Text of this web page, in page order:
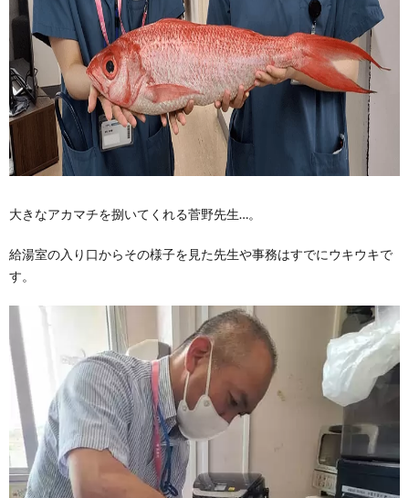
大きなアカマチを捌いてくれる菅野先生…。
給湯室の入り口からその様子を見た先生や事務はすでにウキウキで
す。